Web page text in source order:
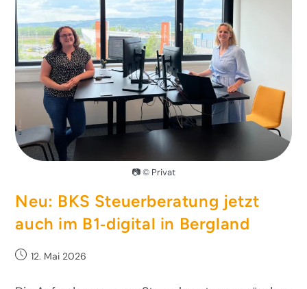
📷 © Privat
Neu: BKS Steuerberatung jetzt
auch im B1‑digital in Bergland
12. Mai 2026